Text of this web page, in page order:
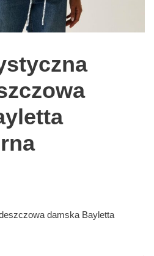
damska Bayletta